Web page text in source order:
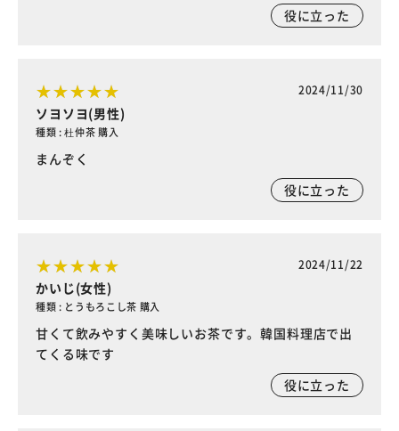
役に立った
2024/11/30
ソヨソヨ(男性)
種類 : 杜仲茶 購入
まんぞく
役に立った
2024/11/22
かいじ(女性)
種類 : とうもろこし茶 購入
甘くて飲みやすく美味しいお茶です。韓国料理店で出
てくる味です
役に立った